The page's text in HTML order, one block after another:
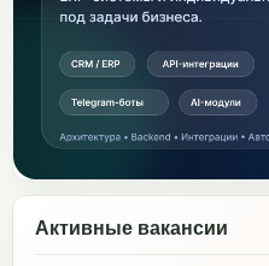
Активные вакансии